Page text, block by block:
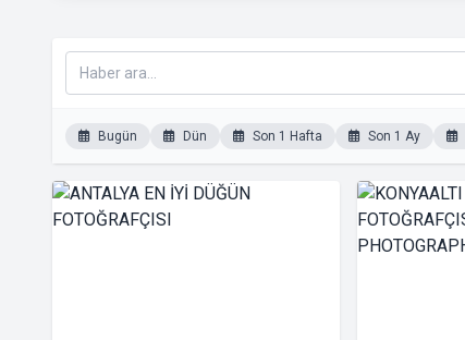
Bugün Dün Son 1 Hafta Son 1 Ay